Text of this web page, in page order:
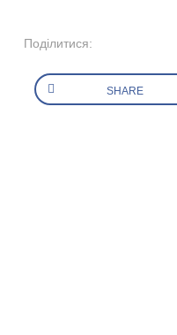
Поділитися:
SHARE